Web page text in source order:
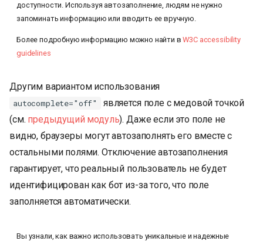
доступности. Используя автозаполнение, людям не нужно
запоминать информацию или вводить ее вручную.
Более подробную информацию можно найти вW3C accessibility
guidelines
Другим вариантом использования
autocomplete="off"
является поле с медовой точкой
(см. предыдущий модуль). Даже если это поле не
видно, браузеры могут автозаполнять его вместе с
остальными полями. Отключение автозаполнения
гарантирует, что реальный пользователь не будет
идентифицирован как бот из-за того, что поле
заполняется автоматически.
Вы узнали, как важно использовать уникальные и надежные